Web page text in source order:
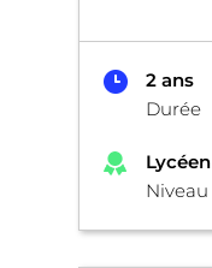
2 ans
Durée
Lycéen
Niveau